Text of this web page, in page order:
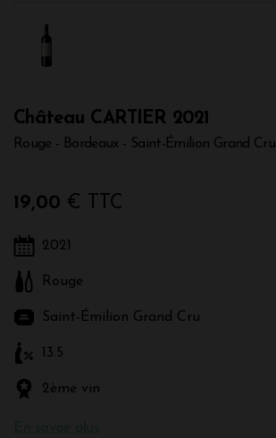
Château CARTIER 2021
Rouge - Bordeaux - Saint-Émilion Grand Cru
19,00 € TTC
2021
Rouge
Saint-Émilion Grand Cru
13.5
2ème vin